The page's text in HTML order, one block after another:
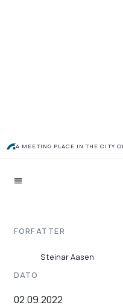
A MEETING PLACE IN THE CITY
26.-27
FORFATTER
Steinar Aasen
DATO
02.09.2022